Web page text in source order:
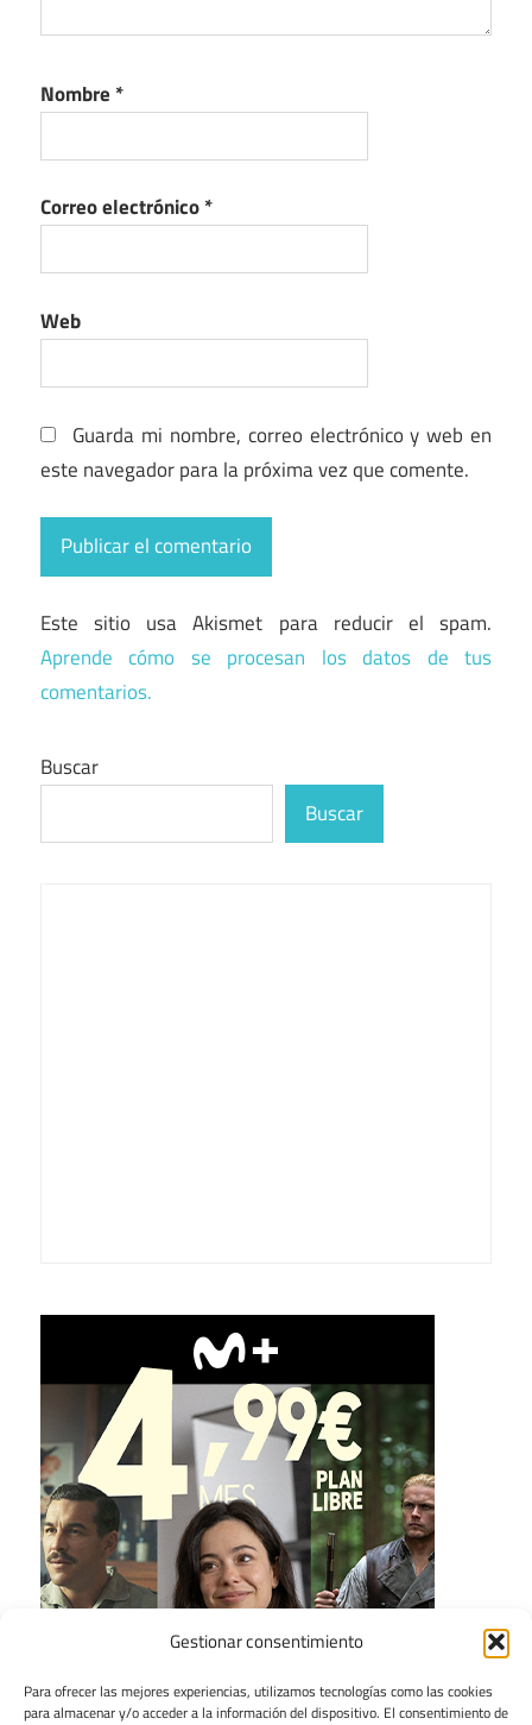
Gestionar consentimiento
Para ofrecer las mejores experiencias, utilizamos tecnologías como las cookies
para almacenar y/o acceder a la información del dispositivo. El consentimiento de
Nombre *
Correo electrónico*
Web
Guarda mi nombre, correo electrónico y web en
este navegador para la próxima vez que comente.
Este sitio usa Akismet para reducir el spam.
Aprende cómo se procesan los datos de tus
comentarios.
Buscar
Buscar